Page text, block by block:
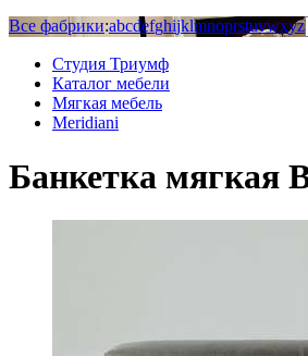
Все фабрики:abcdefghijklmnoprstuvwxyz
Студия Триумф
Каталог мебели
Мягкая мебель
Meridiani
Банкетка мягкая